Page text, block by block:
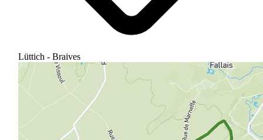
Lüttich - Braives